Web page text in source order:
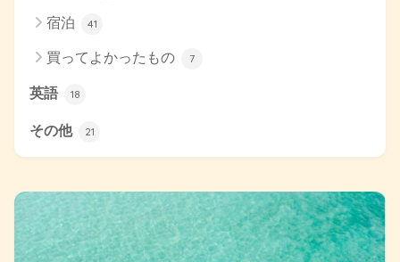
宿泊 41
買ってよかったもの 7
英語 18
その他 21